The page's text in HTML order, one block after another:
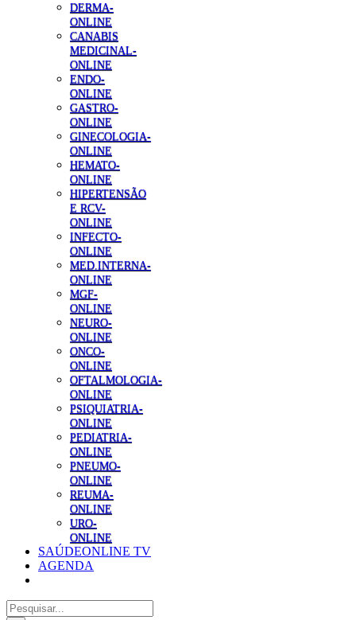
DERMA-
ONLINE
CANABIS
MEDICINAL-
ONLINE
ENDO-
ONLINE
GASTRO-
ONLINE
GINECOLOGIA-
ONLINE
HEMATO-
ONLINE
HIPERTENSÃO
E RCV-
ONLINE
INFECTO-
ONLINE
MED.INTERNA-
ONLINE
MGF-
ONLINE
NEURO-
ONLINE
ONCO-
ONLINE
OFTALMOLOGIA-
ONLINE
PSIQUIATRIA-
ONLINE
PEDIATRIA-
ONLINE
PNEUMO-
ONLINE
REUMA-
ONLINE
URO-
ONLINE
SAÚDEONLINE TV
AGENDA
Pesquisar